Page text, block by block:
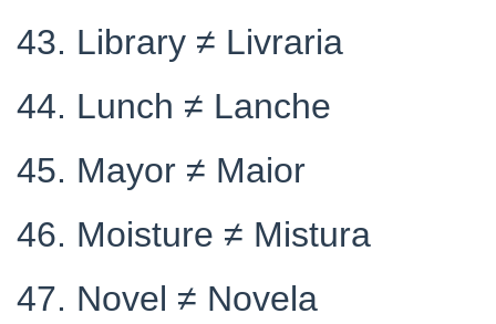
43. Library ≠ Livraria
44. Lunch ≠ Lanche
45. Mayor ≠ Maior
46. Moisture ≠ Mistura
47. Novel ≠ Novela